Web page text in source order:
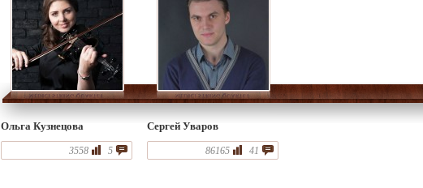
Ольга Кузнецова
5
3558
Сергей Уваров
41
86165